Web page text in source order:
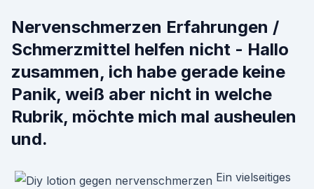
Nervenschmerzen Erfahrungen /
Schmerzmittel helfen nicht - Hallo
zusammen, ich habe gerade keine
Panik, weiß aber nicht in welche
Rubrik, möchte mich mal ausheulen
und.
Ein vielseitiges